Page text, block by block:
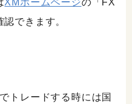
XMホームページの「FX
できます。
トレードする時には国